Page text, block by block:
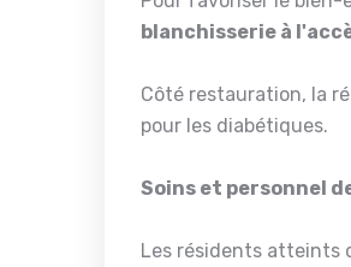
blanchisserie à
Côté restauration, la
pour les diabétiques.
Soins et personnel
Les résidents atteints